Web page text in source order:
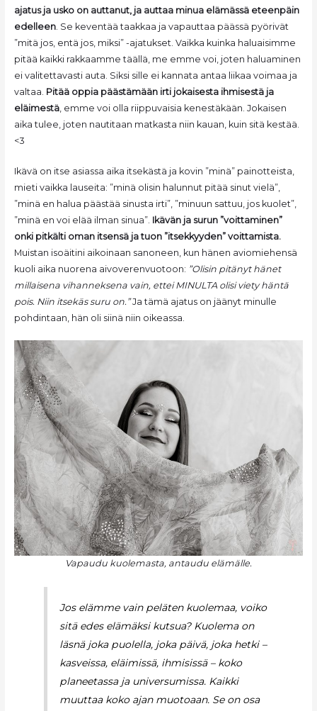
ajatus ja usko on auttanut, ja auttaa minua elämässä eteenpäin
edelleen. Se keventää taakkaa ja vapauttaa päässä pyörivät
”mitä jos, entä jos, miksi” -ajatukset. Vaikka kuinka haluaisimme
pitää kaikki rakkaamme täällä, me emme voi, joten haluaminen
ei valitettavasti auta. Siksi sille ei kannata antaa liikaa voimaa ja
valtaa. Pitää oppia päästämään irti jokaisesta ihmisestä ja
eläimestä, emme voi olla riippuvaisia kenestäkään. Jokaisen
aika tulee, joten nautitaan matkasta niin kauan, kuin sitä kestää.
<3
Ikävä on itse asiassa aika itsekästä ja kovin ”minä” painotteista,
mieti vaikka lauseita: ”minä olisin halunnut pitää sinut vielä”,
”minä en halua päästää sinusta irti”, ”minuun sattuu, jos kuolet”,
”minä en voi elää ilman sinua”. Ikävän ja surun ”voittaminen”
onki pitkälti oman itsensä ja tuon ”itsekkyyden” voittamista.
Muistan isoäitini aikoinaan sanoneen, kun hänen aviomiehensä
kuoli aika nuorena aivoverenvuotoon: ”Olisin pitänyt hänet
millaisena vihanneksena vain, ettei MINULTA olisi viety häntä
pois. Niin itsekäs suru on.”Ja tämä ajatus on jäänyt minulle
pohdintaan, hän oli siinä niin oikeassa.
Vapaudu kuolemasta, antaudu elämälle.
Jos elämme vain peläten kuolemaa, voiko
sitä edes elämäksi kutsua? Kuolema on
läsnä joka puolella, joka päivä, joka hetki –
kasveissa, eläimissä, ihmisissä – koko
planeetassa ja universumissa. Kaikki
muuttaa koko ajan muotoaan. Se on osa